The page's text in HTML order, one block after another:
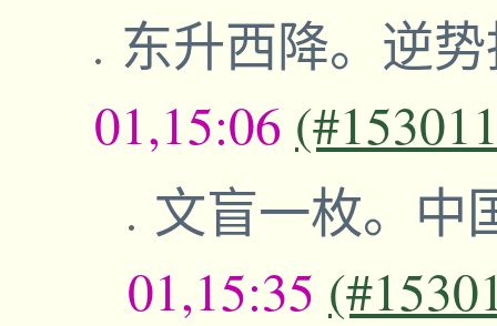
东升西降。逆
01,15:06
文盲一枚。中
01,15:35